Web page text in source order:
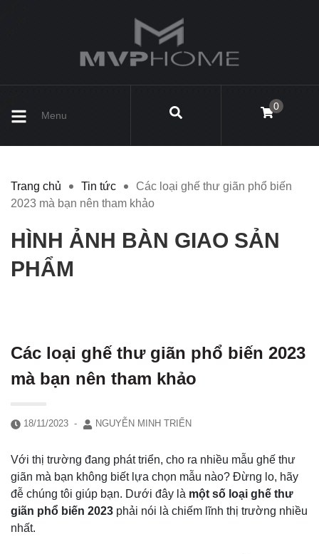
Menu
0
Trang chủ Tin tức
Các loại ghế thư giãn phổ biến
2023 mà bạn nên tham khảo
HÌNH ẢNH BÀN GIAO SẢN
PHẨM
Các loại ghế thư giãn phổ biến 2023
mà bạn nên tham khảo
18/11/2023 - NGUYỄN MINH TRIỂN
Với thị trường đang phát triển, cho ra nhiều mẫu ghế thư
giãn mà bạn không biết lựa chọn mẫu nào? Đừng lo, hãy
đễ chúng tôi giúp bạn. Dưới đây là một số loại ghế thư
giãn phổ biến 2023 phải nói là chiếm lĩnh thị trường nhiều
nhất.